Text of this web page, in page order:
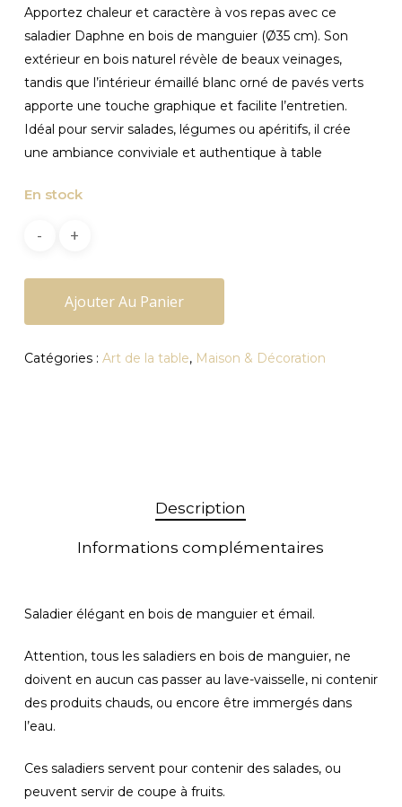
Revenir À La
Boutique
Apportez chaleur et caractère à vos repas avec ce
saladier Daphne en bois de manguier (Ø35 cm). Son
extérieur en bois naturel révèle de beaux veinages,
tandis que l’intérieur émaillé blanc orné de pavés verts
apporte une touche graphique et facilite l’entretien.
Idéal pour servir salades, légumes ou apéritifs, il crée
une ambiance conviviale et authentique à table
En stock
Ajouter Au Panier
Catégories : Art de la table, Maison & Décoration
Description
Informations complémentaires
Saladier élégant en bois de manguier et émail.
Attention, tous les saladiers en bois de manguier, ne
doivent en aucun cas passer au lave-vaisselle, ni contenir
des produits chauds, ou encore être immergés dans
l’eau.
Ces saladiers servent pour contenir des salades, ou
peuvent servir de coupe à fruits.